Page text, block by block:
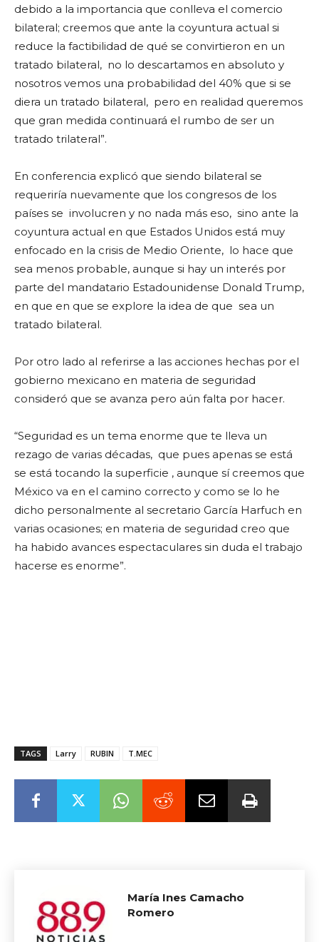
debido a la importancia que conlleva el comercio
bilateral; creemos que ante la coyuntura actual si
reduce la factibilidad de qué se convirtieron en un
tratado bilateral, no lo descartamos en absoluto y
nosotros vemos una probabilidad del 40% que si se
diera un tratado bilateral, pero en realidad queremos
que gran medida continuará el rumbo de ser un
tratado trilateral”.
En conferencia explicó que siendo bilateral se
requeriría nuevamente que los congresos de los
países se involucren y no nada más eso, sino ante la
coyuntura actual en que Estados Unidos está muy
enfocado en la crisis de Medio Oriente, lo hace que
sea menos probable, aunque si hay un interés por
parte del mandatario Estadounidense Donald Trump,
en que en que se explore la idea de que sea un
tratado bilateral.
Por otro lado al referirse a las acciones hechas por el
gobierno mexicano en materia de seguridad
consideró que se avanza pero aún falta por hacer.
“Seguridad es un tema enorme que te lleva un
rezago de varias décadas, que pues apenas se está
se está tocando la superficie , aunque sí creemos que
México va en el camino correcto y como se lo he
dicho personalmente al secretario García Harfuch en
varias ocasiones; en materia de seguridad creo que
ha habido avances espectaculares sin duda el trabajo
hacerse es enorme”.
TAGS Larry RUBIN T.MEC
María Ines Camacho
Romero